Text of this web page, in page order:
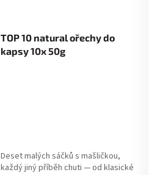
TOP 10 natural ořechy do
kapsy 10x 50g
Deset malých sáčků s mašličkou,
každý jiný příběh chuti — od klasické